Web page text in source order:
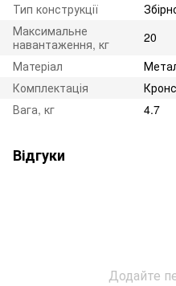
Тип конструкції
Максимальне
навантаження, кг
20
Матеріал
Комплектація
Вага, кг
4.7
Відгуки
Додайте